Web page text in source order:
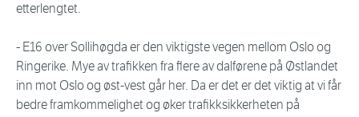
etterlengtet.
- E16 over Sollihøgda er den viktigste vegen mellom Oslo og
Ringerike. Mye av trafikken fra flere av dalførene på Østlandet
inn mot Oslo og øst-vest går her. Da er det er det viktig at vi får
bedre framkommelighet og øker trafikksikkerheten på